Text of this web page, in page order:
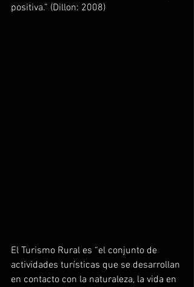
positiva.” (Dillon: 2008)
El Turismo Rural es “el conjunto de
actividades turísticas que se desarrollan
en contacto con la naturaleza, la vida en